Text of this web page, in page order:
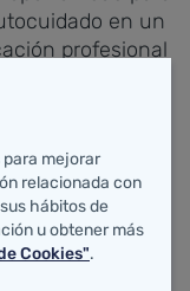
en un
profesional
12 semanas
ejercicios
con
la
mejorar
relacionada con
hábitos de
u obtener más
Cookies".